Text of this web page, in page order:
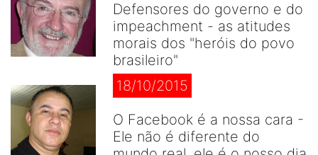
Defensores do governo e do
impeachment - as atitudes
morais dos "heróis do povo
brasileiro"
18/10/2015
O Facebook é a nossa cara -
Ele não é diferente do